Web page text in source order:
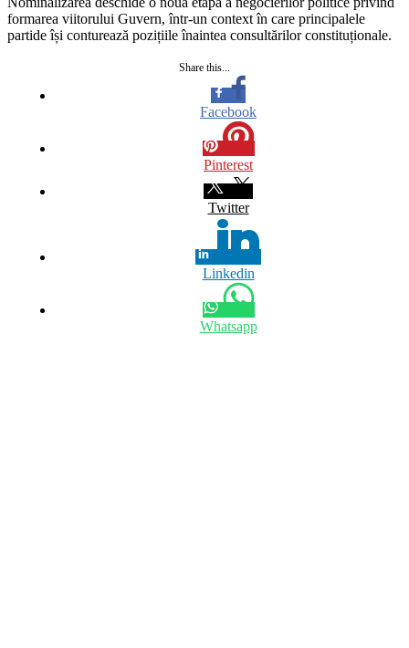
formarea viitorului Guvern, într-un context în care principalele
partide își conturează pozițiile înaintea consultărilor constituționale.
Share this...
Facebook
Pinterest
Twitter
Linkedin
Whatsapp